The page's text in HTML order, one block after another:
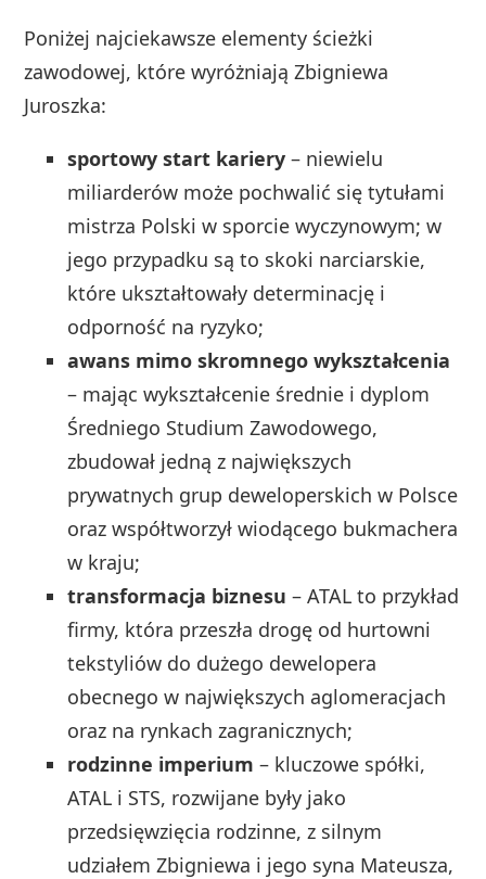
Poniżej najciekawsze elementy ścieżki
zawodowej, które wyróżniają Zbigniewa
Juroszka:
sportowy start kariery – niewielu
miliarderów może pochwalić się tytułami
mistrza Polski w sporcie wyczynowym; w
jego przypadku są to skoki narciarskie,
które ukształtowały determinację i
odporność na ryzyko;
awans mimo skromnego wykształcenia
– mając wykształcenie średnie i dyplom
Średniego Studium Zawodowego,
zbudował jedną z największych
prywatnych grup deweloperskich w Polsce
oraz współtworzył wiodącego bukmachera
w kraju;
transformacja biznesu – ATAL to przykład
firmy, która przeszła drogę od hurtowni
tekstyliów do dużego dewelopera
obecnego w największych aglomeracjach
oraz na rynkach zagranicznych;
rodzinne imperium – kluczowe spółki,
ATAL i STS, rozwijane były jako
przedsięwzięcia rodzinne, z silnym
udziałem Zbigniewa i jego syna Mateusza,